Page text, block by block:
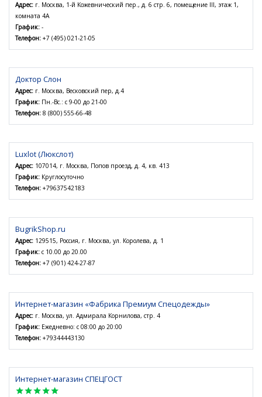
Адрес: г. Москва, 1-й Кожевнический пер., д. 6 стр. 6, помещение III, этаж 1,
комната 4А
График: -
Телефон: +7 (495) 021-21-05
Доктор Слон
Адрес: г. Москва, Весковский пер, д.4
График: Пн.-Вс.: с 9-00 до 21-00
Телефон: 8 (800) 555-66-48
Luxlot (Люкслот)
Адрес: 107014, г. Москва, Попов проезд, д. 4, кв. 413
График: Круглосуточно
Телефон: +79637542183
BugrikShop.ru
Адрес: 129515, Россия, г. Москва, ул. Королева, д. 1
График: с 10.00 до 20.00
Телефон: +7 (901) 424-27-87
Интернет-магазин «Фабрика Премиум Спецодежды»
Адрес: г. Москва, ул. Адмирала Корнилова, стр. 4
График: Ежедневно: с 08:00 до 20:00
Телефон: +79344443130
Интернет-магазин СПЕЦГОСТ
star
star
star
star
star